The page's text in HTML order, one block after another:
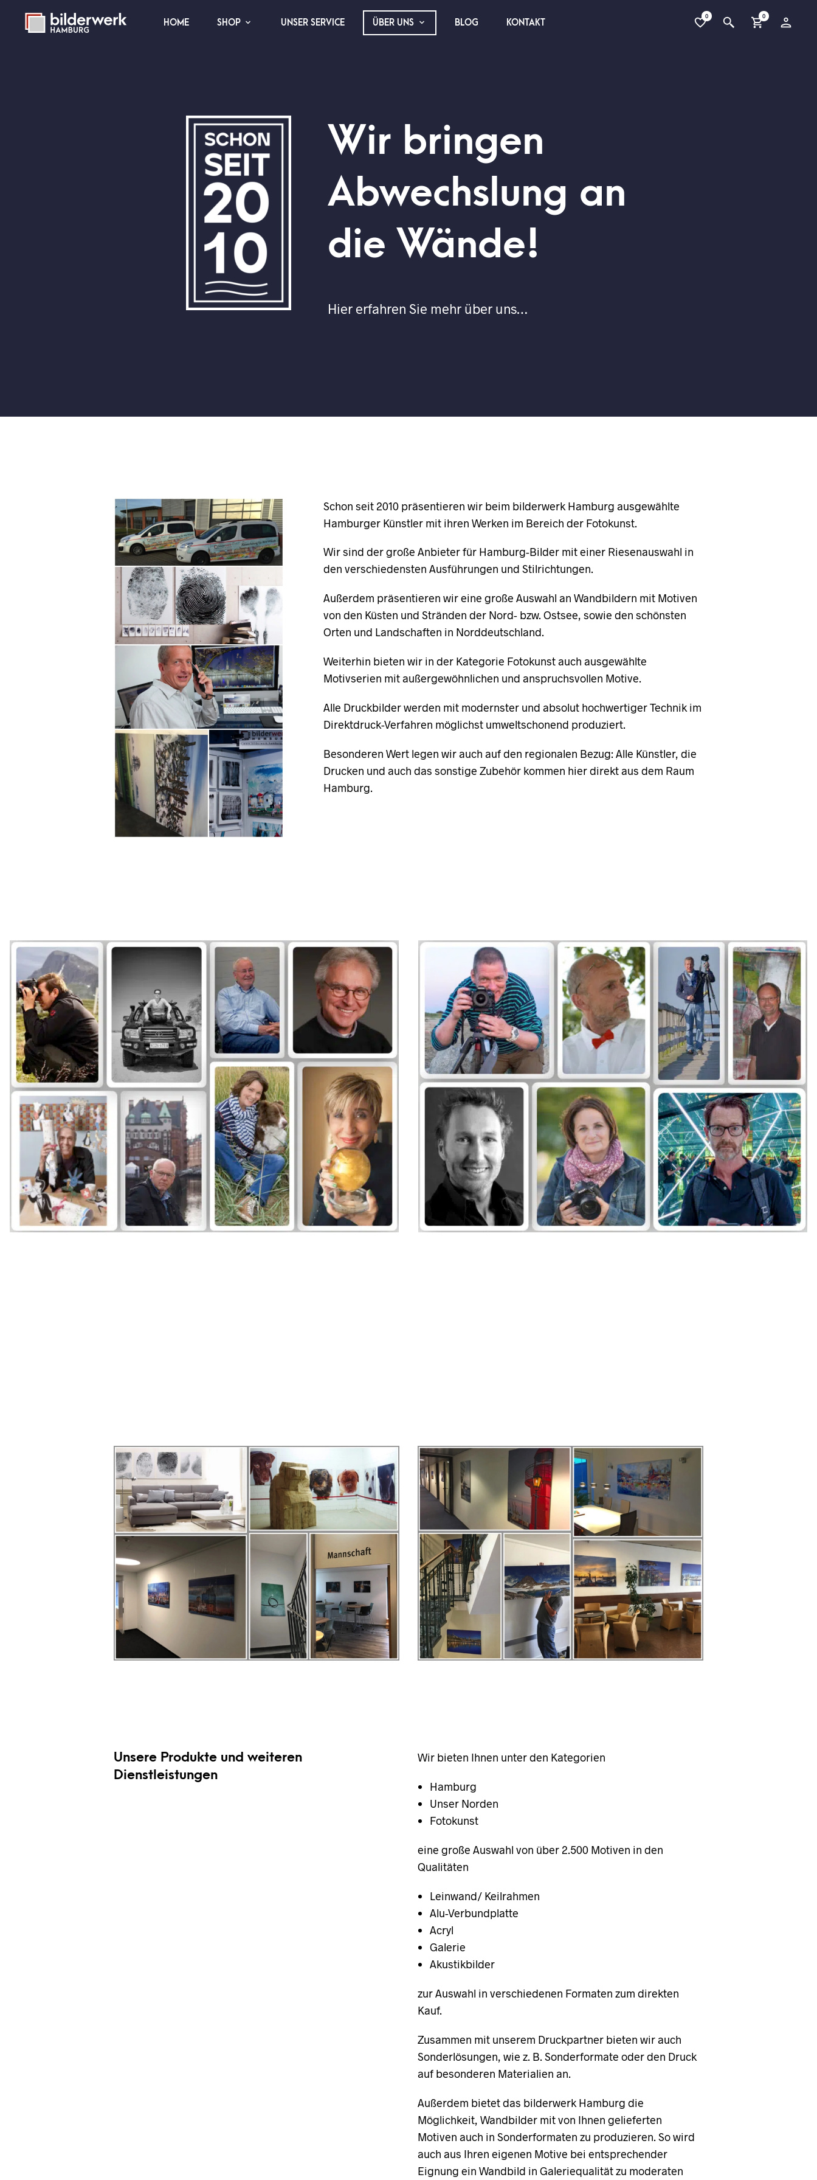
HOME SHOP UNSER SERVICE ÜBER UNS BLOG KONTAKT
0 0
Wir bringen
Abwechslung an
die Wände!
Hier erfahren Sie mehr über uns…
Schon seit 2010 präsentieren wir beim bilderwerk Hamburg ausgewählte
Hamburger Künstler mit ihren Werken im Bereich der Fotokunst.
Wir sind der große Anbieter für Hamburg-Bilder mit einer Riesenauswahl in
den verschiedensten Ausführungen und Stilrichtungen.
Außerdem präsentieren wir eine große Auswahl an Wandbildern mit Motiven
von den Küsten und Stränden der Nord- bzw. Ostsee, sowie den schönsten
Orten und Landschaften in Norddeutschland.
Weiterhin bieten wir in der Kategorie Fotokunst auch ausgewählte
Motivserien mit außergewöhnlichen und anspruchsvollen Motive.
Alle Druckbilder werden mit modernster und absolut hochwertiger Technik im
Direktdruck-Verfahren möglichst umweltschonend produziert.
Besonderen Wert legen wir auch auf den regionalen Bezug: Alle Künstler, die
Drucken und auch das sonstige Zubehör kommen hier direkt aus dem Raum
Hamburg.
Unsere Produkte und weiteren
Dienstleistungen
Wir bieten Ihnen unter den Kategorien
Hamburg
Unser Norden
Fotokunst
eine große Auswahl von über 2.500 Motiven in den
Qualitäten
Leinwand/ Keilrahmen
Alu-Verbundplatte
Acryl
Galerie
Akustikbilder
zur Auswahl in verschiedenen Formaten zum direkten
Kauf.
Zusammen mit unserem Druckpartner bieten wir auch
Sonderlösungen, wie z. B. Sonderformate oder den Druck
auf besonderen Materialien an.
Außerdem bietet das bilderwerk Hamburg die
Möglichkeit, Wandbilder mit von Ihnen gelieferten
Motiven auch in Sonderformaten zu produzieren. So wird
auch aus Ihren eigenen Motive bei entsprechender
Eignung ein Wandbild in Galeriequalität zu moderaten